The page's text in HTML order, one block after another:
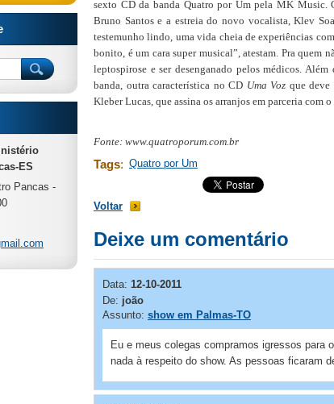
sexto CD da banda Quatro por Um pela MK Music.
Bruno Santos e a estreia do novo vocalista, Klev
testemunho lindo, uma vida cheia de experiências
bonito, é um cara super musical”, atestam. Pra quem
leptospirose e ser desenganado pelos médicos.
banda, outra característica no CD Uma Voz que deve
Kleber Lucas, que assina os arranjos em parceria com
Fonte: www.quatroporum.com.br
Tags: Quatro por Um
Voltar
Deixe um comentário
Data: 12-10-2011
De: joão
Assunto: show em Palmas-TO
Eu e meus colegas compramos igressos para
nada à respeito do show. As pessoas ficaram
ES
Pancas -
om